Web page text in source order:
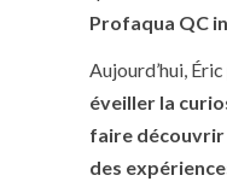
Profaqua QC
Aujourd’hui,
éveiller la
faire découvrir
des